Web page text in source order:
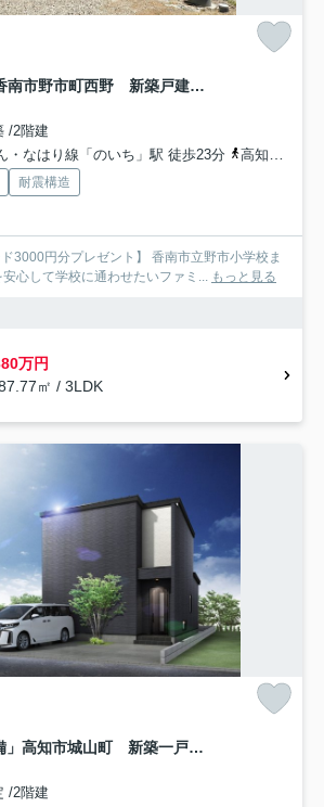
「長期優良住宅」香南市野市町西野 新築戸建 西棟
/2階建
・なはり線「のいち」駅 徒歩23分
高知県香南市「兄弟橋北」バス停下車 徒歩4分
耐震構造
ド3000円分プレゼント】 香南市立野市小学校ま
心して学校に通わせたいファミ... もっと見る
万円
㎡ / 3LDK
「洗面直結WIC完備」高知市城山町 新築一戸建て
/2階建